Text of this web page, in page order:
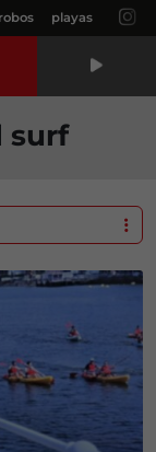
robos playas
surf